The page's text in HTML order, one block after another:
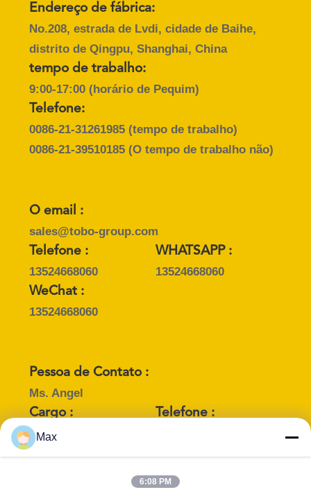
NOTÍCIA
CASOS
MAPA
DO
PRIVACY
POLICY
Endereço de fábrica:
No.208, estrada de Lvdi, cidade de Baihe,
distrito de Qingpu, Shanghai, China
tempo de trabalho:
9:00-17:00 (horário de Pequim)
Telefone:
0086-21-31261985(tempo de trabalho)
0086-21-39510185(O tempo de trabalho não)
O email :
sales@tobo-group.com
Telefone :
13524668060
WHATSAPP :
13524668060
WeChat :
13524668060
Pessoa de Contato :
Ms. Angel
Cargo :
marking Engineer
Telefone :
WHATSAPP :
WeChat :
+8617717082304
Max
6:08 PM